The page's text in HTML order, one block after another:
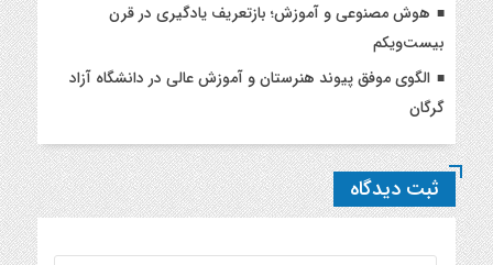
هوش مصنوعی و آموزش؛ بازتعریف یادگیری در قرن
بیست‌ویکم
الگوی موفق پیوند هنرستان و آموزش عالی در دانشگاه آزاد
گرگان
ثبت دیدگاه